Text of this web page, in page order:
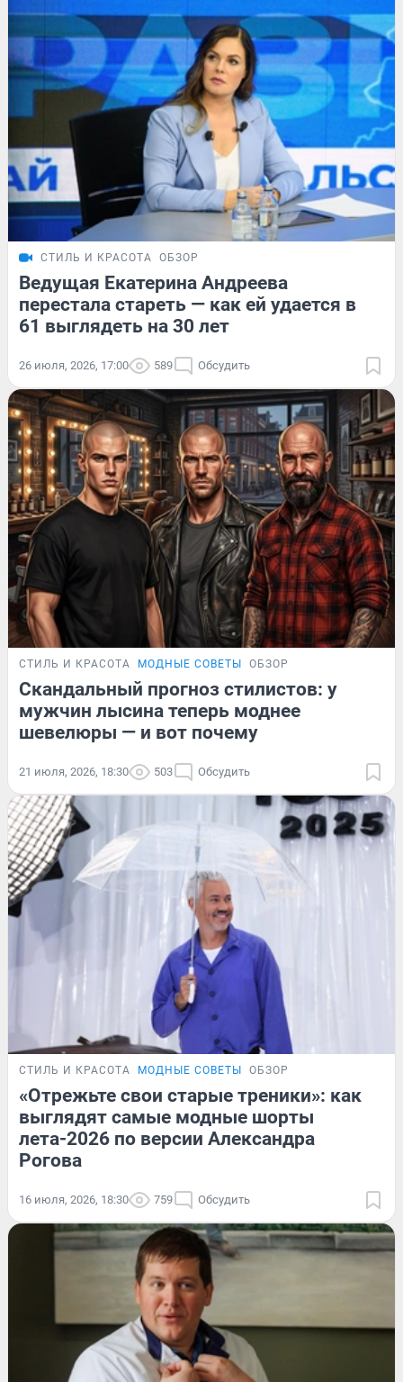
СТИЛЬ И КРАСОТА ОБЗОР
Ведущая Екатерина Андреева
перестала стареть — как ей удается в
61 выглядеть на 30 лет
26 июля, 2026, 17:00 589 Обсудить
СТИЛЬ И КРАСОТА МОДНЫЕ СОВЕТЫ ОБЗОР
Скандальный прогноз стилистов: у
мужчин лысина теперь моднее
шевелюры — и вот почему
21 июля, 2026, 18:30 503 Обсудить
СТИЛЬ И КРАСОТА МОДНЫЕ СОВЕТЫ ОБЗОР
«Отрежьте свои старые треники»: как
выглядят самые модные шорты
лета-2026 по версии Александра
Рогова
16 июля, 2026, 18:30 759 Обсудить